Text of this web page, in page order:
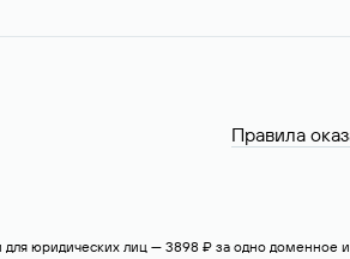
Правила
юридических лиц — 3898 ₽ за одно